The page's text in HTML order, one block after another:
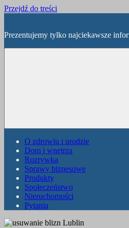
Przejdź do treści
Prezentujemy tylko najciekawsze
O zdrowiu i urodzie
Dom i wnętrza
Rozrywka
Sprawy biznesowe
Produkty
Społeczeństwo
Nieruchomości
Pytania